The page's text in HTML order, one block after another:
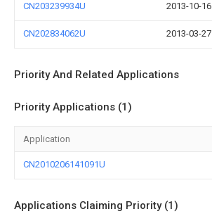
CN203239934U 2013-10-16
CN202834062U 2013-03-27
Priority And Related Applications
Priority Applications (1)
Application
CN2010206141091U
Applications Claiming Priority (1)